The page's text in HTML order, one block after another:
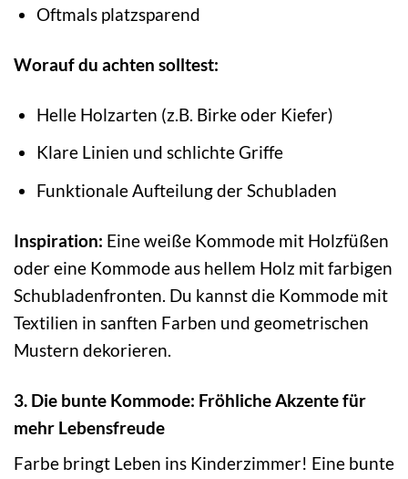
Oftmals platzsparend
Worauf du achten solltest:
Helle Holzarten (z.B. Birke oder Kiefer)
Klare Linien und schlichte Griffe
Funktionale Aufteilung der Schubladen
Inspiration: Eine weiße Kommode mit Holzfüßen
oder eine Kommode aus hellem Holz mit farbigen
Schubladenfronten. Du kannst die Kommode mit
Textilien in sanften Farben und geometrischen
Mustern dekorieren.
3. Die bunte Kommode: Fröhliche Akzente für
mehr Lebensfreude
Farbe bringt Leben ins Kinderzimmer! Eine bunte